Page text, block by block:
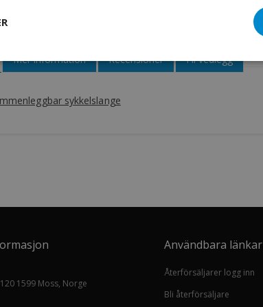
sykkelslange
Mer information Recensioner Fil vedlegg
1599 Moss, Norge
Användbara länkar
Återförsäljarer logg inn
Bli återförsäljare